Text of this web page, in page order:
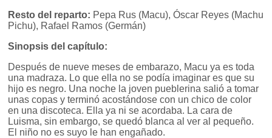
Resto del reparto: Pepa Rus (Macu), Óscar Reyes (Machu
Pichu), Rafael Ramos (Germán)
Sinopsis del capítulo:
Después de nueve meses de embarazo, Macu ya es toda
una madraza. Lo que ella no se podía imaginar es que su
hijo es negro. Una noche la joven pueblerina salió a tomar
unas copas y terminó acostándose con un chico de color
en una discoteca. Ella ya ni se acordaba. La cara de
Luisma, sin embargo, se quedó blanca al ver al pequeño.
El niño no es suyo le han engañado.